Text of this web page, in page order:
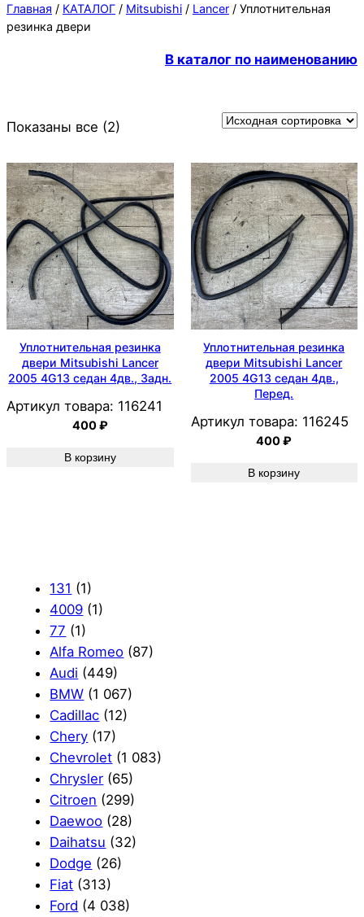
Главная / КАТАЛОГ / Mitsubishi / Lancer / Уплотнительная
резинка двери
В каталог по наименованию
Показаны все (2)
Уплотнительная резинка
двери Mitsubishi Lancer
2005 4G13 седан 4дв., Задн.
Артикул товара: 116241
400₽
В корзину
Уплотнительная резинка
двери Mitsubishi Lancer
2005 4G13 седан 4дв.,
Перед.
Артикул товара: 116245
400₽
В корзину
131 (1)
4009 (1)
77 (1)
Alfa Romeo (87)
Audi (449)
BMW (1 067)
Cadillac (12)
Chery (17)
Chevrolet (1 083)
Chrysler (65)
Citroen (299)
Daewoo (28)
Daihatsu (32)
Dodge (26)
Fiat (313)
Ford (4 038)